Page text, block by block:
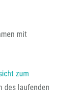
mit
zum
des laufenden